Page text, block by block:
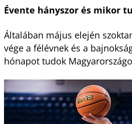
Évente hányszor és mikor
Általában május elején
vége a félévnek és a
hónapot tudok